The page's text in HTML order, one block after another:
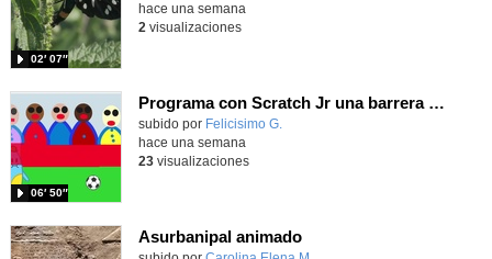
02′ 07″
hace una semana
2 visualizaciones
Programa con Scratch Jr una barrera que se desplaza para dar sensación de movimiento
Contenido educativo.
subido por Felicisimo G.
06′ 50″
hace una semana
23visualizaciones
Asurbanipal animado